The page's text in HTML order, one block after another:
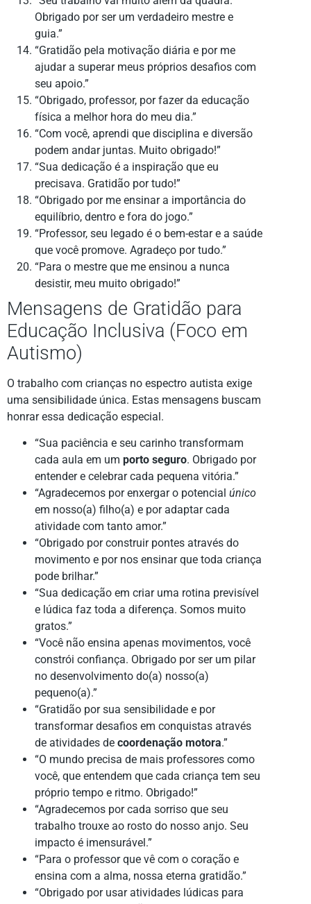
Obrigado por ser um verdadeiro mestre e
guia.”
“Gratidão pela motivação diária e por me
ajudar a superar meus próprios desafios com
seu apoio.”
“Obrigado, professor, por fazer da educação
física a melhor hora do meu dia.”
“Com você, aprendi que disciplina e diversão
podem andar juntas. Muito obrigado!”
“Sua dedicação é a inspiração que eu
precisava. Gratidão por tudo!”
“Obrigado por me ensinar a importância do
equilíbrio, dentro e fora do jogo.”
“Professor, seu legado é o bem-estar e a saúde
que você promove. Agradeço por tudo.”
“Para o mestre que me ensinou a nunca
desistir, meu muito obrigado!”
Mensagens de Gratidão para
Educação Inclusiva (Foco em
Autismo)
O trabalho com crianças no espectro autista exige
uma sensibilidade única. Estas mensagens buscam
honrar essa dedicação especial.
“Sua paciência e seu carinho transformam
cada aula em um porto seguro. Obrigado por
entender e celebrar cada pequena vitória.”
“Agradecemos por enxergar o potencial único
em nosso(a) filho(a) e por adaptar cada
atividade com tanto amor.”
“Obrigado por construir pontes através do
movimento e por nos ensinar que toda criança
pode brilhar.”
“Sua dedicação em criar uma rotina previsível
e lúdica faz toda a diferença. Somos muito
gratos.”
“Você não ensina apenas movimentos, você
constrói confiança. Obrigado por ser um pilar
no desenvolvimento do(a) nosso(a)
pequeno(a).”
“Gratidão por sua sensibilidade e por
transformar desafios em conquistas através
de atividades de coordenação motora.”
“O mundo precisa de mais professores como
você, que entendem que cada criança tem seu
próprio tempo e ritmo. Obrigado!”
“Agradecemos por cada sorriso que seu
trabalho trouxe ao rosto do nosso anjo. Seu
impacto é imensurável.”
“Para o professor que vê com o coração e
ensina com a alma, nossa eterna gratidão.”
“Obrigado por usar atividades lúdicas para